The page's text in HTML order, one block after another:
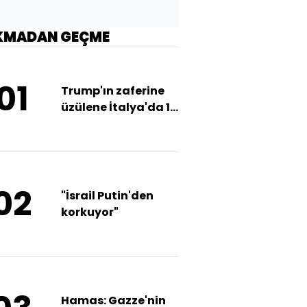
GEÇME
Trump'ın zaferine
üzülene İtalya'da 1
"İsrail Putin'den
korkuyor"
Hamas: Gazze'nin